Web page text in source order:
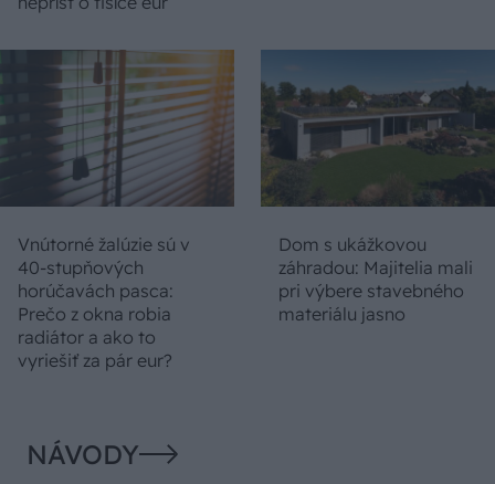
Vnútorné žalúzie sú v
40-stupňových
horúčavách pasca:
Prečo z okna robia
radiátor a ako to
vyriešiť za pár eur?
Dom s ukážkovou
záhradou: Majitelia mali
pri výbere stavebného
materiálu jasno
NÁVODY